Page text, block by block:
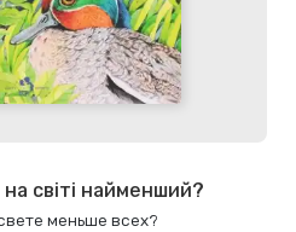
світі найменший?
меньше всех?